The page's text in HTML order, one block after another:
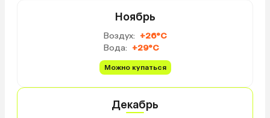
Ноябрь
Воздух: +26°C
Вода: +29°C
Можно купаться
Декабрь